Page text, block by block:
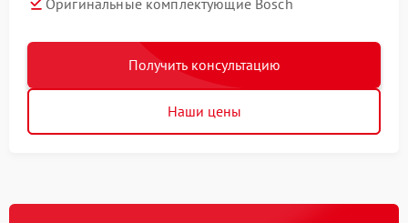
Получить консультацию
Наши цены